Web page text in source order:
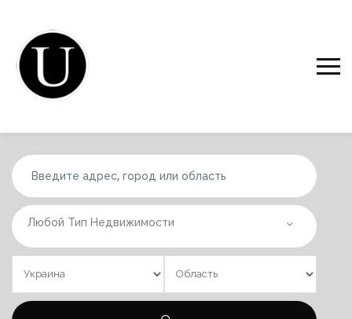
Любой Тип Недвижимости